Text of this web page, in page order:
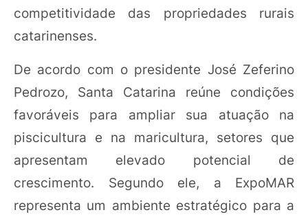
competitividade das propriedades rurais
catarinenses.
De acordo com o presidente José Zeferino
Pedrozo, Santa Catarina reúne condições
favoráveis para ampliar sua atuação na
piscicultura e na maricultura, setores que
apresentam elevado potencial de
crescimento. Segundo ele, a ExpoMAR
representa um ambiente estratégico para a